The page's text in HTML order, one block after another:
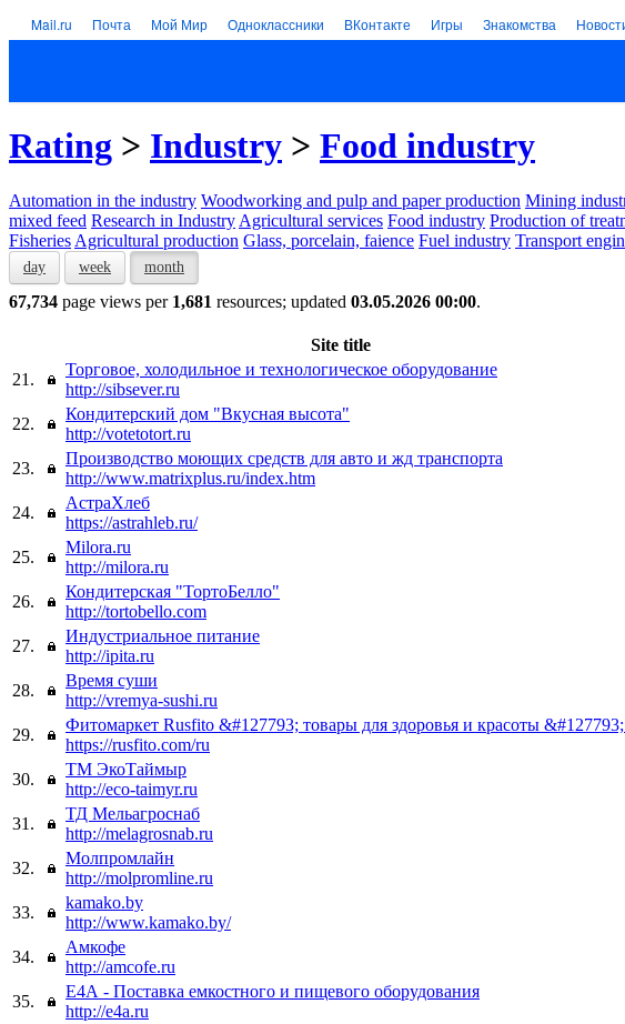
Mail.ru Почта Мой Мир Одноклассники ВКонтакте Игры Знакомства
Rating > Industry > Food industry
Automation in the industry Woodworking and pulp and paper production Mining
mixed feed Research in Industry Agricultural services Food industry Production of
Fisheries Agricultural production Glass, porcelain, faience Fuel industry Transport
day week month
67,734 page views per 1,681 resources; updated 03.05.2026 00:00.
Site title
21.
Торговое, холодильное и технологическое оборудование
http://sibsever.ru
22.
Кондитерский дом "Вкусная высота"
http://votetotort.ru
23.
Производство моющих средств для авто и жд транспорта
http://www.matrixplus.ru/index.htm
24.
АстраХлеб
https://astrahleb.ru/
25.
Milora.ru
http://milora.ru
26.
Кондитерская "ТортоБелло"
http://tortobello.com
27.
Индустриальное питание
http://ipita.ru
28.
Время суши
http://vremya-sushi.ru
29.
Фитомаркет Rusfito &#127793; товары для здоровья и красоты &#127793;
https://rusfito.com/ru
30.
ТМ ЭкоТаймыр
http://eco-taimyr.ru
31.
ТД Мельагроснаб
http://melagrosnab.ru
32.
Молпромлайн
http://molpromline.ru
33.
kamako.by
http://www.kamako.by/
34.
Амкофе
http://amcofe.ru
35.
E4А - Поставка емкостного и пищевого оборудования
http://e4a.ru